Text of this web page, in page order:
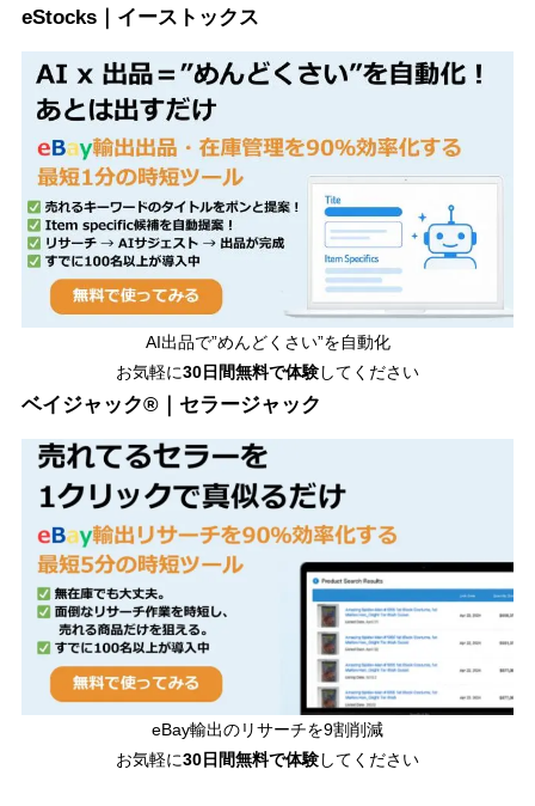
eStocks｜イーストックス
AI出品で”めんどくさい”を自動化
お気軽に30日間無料で体験してください
ベイジャック®｜セラージャック
eBay輸出のリサーチを9割削減
お気軽に30日間無料で体験してください